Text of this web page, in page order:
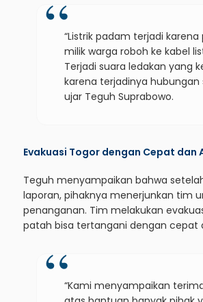
“Listrik padam terjadi karena
milik warga roboh ke kabel
Terjadi suara ledakan yang
karena terjadinya hubungan
ujar Teguh Suprabowo.
Evakuasi Togor dengan Cepat dan
Teguh menyampaikan bahwa
laporan, pihaknya menerjunkan tim
penanganan. Tim melakukan
patah bisa tertangani dengan cepat
“Kami menyampaikan